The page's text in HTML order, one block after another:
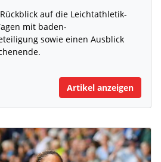
auf die Leichtathletik-
mit baden-
sowie einen Ausblick
Artikel anzeigen